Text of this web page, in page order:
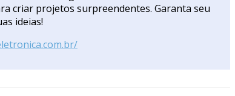
criar projetos surpreendentes. Garanta seu
ideias!